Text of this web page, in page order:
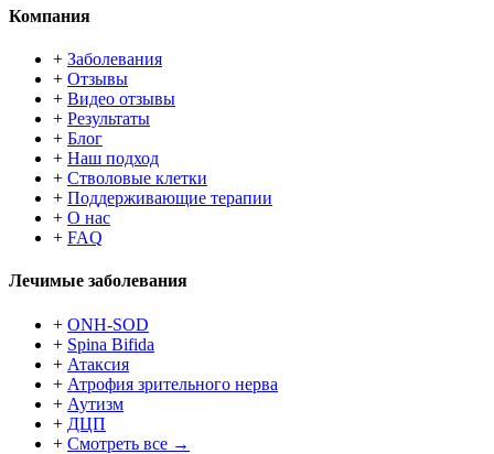
Компания
+ Заболевания
+ Отзывы
+ Видео отзывы
+ Результаты
+ Блог
+ Наш подход
+ Стволовые клетки
+ Поддерживающие терапии
+ О нас
+ FAQ
Лечимые заболевания
+ ONH-SOD
+ Spina Bifida
+ Атаксия
+ Атрофия зрительного нерва
+ Аутизм
+ ДЦП
+ Смотреть все →